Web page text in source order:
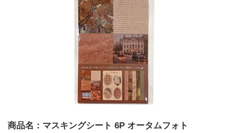
商品名：マスキングシート 6P オータムフォト